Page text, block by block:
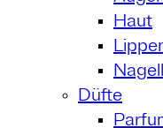
Haut
Düfte